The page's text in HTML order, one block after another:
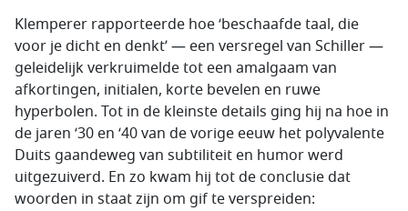
Klemperer rapporteerde hoe ‘beschaafde taal, die
voor je dicht en denkt’ — een versregel van Schiller —
geleidelijk verkruimelde tot een amalgaam van
afkortingen, initialen, korte bevelen en ruwe
hyperbolen. Tot in de kleinste details ging hij na hoe in
de jaren ‘30 en ‘40 van de vorige eeuw het polyvalente
Duits gaandeweg van subtiliteit en humor werd
uitgezuiverd. En zo kwam hij tot de conclusie dat
woorden in staat zijn om gif te verspreiden: